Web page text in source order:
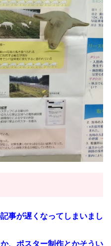
事が遅くなってしまいまし
、ポスター制作とかそうい